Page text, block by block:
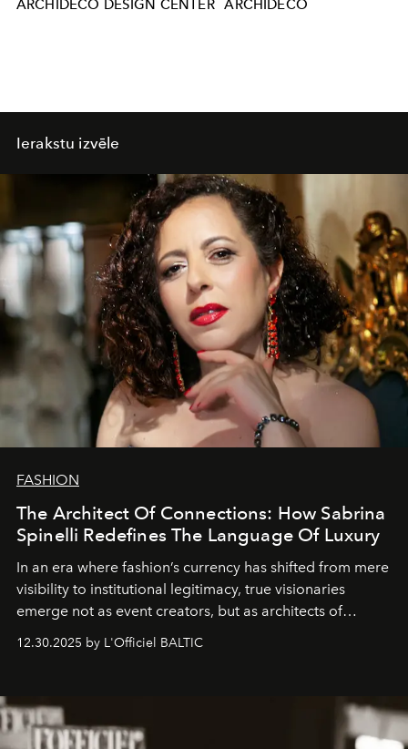
ARCHIDECO DESIGN CENTER ARCHIDECO
Ierakstu izvēle
FASHION
The Architect Of Connections: How Sabrina
Spinelli Redefines The Language Of Luxury
In an era where fashion’s currency has shifted from mere
visibility to institutional legitimacy, true visionaries
emerge not as event creators, but as architects of
ecosystems.
Sabrina Spinelli
brand strategist with three decades of mastery in luxury,
framework where creativity, commerce, and culture
converge with surgical precision.
12.30.2025 by L'Officiel BALTIC